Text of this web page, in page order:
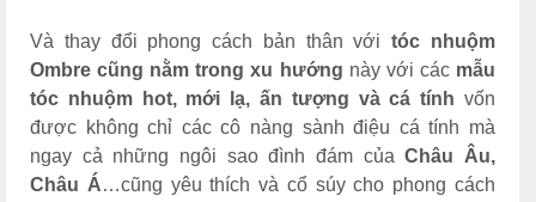
Và thay đổi phong cách bản thân vớitóc nhuộm
Ombre cũng nằm trong xu hướng này với các mẫu
tóc nhuộm hot, mới lạ, ấn tượng và cá tính vốn
được không chỉ các cô nàng sành điệu cá tính mà
ngay cả những ngôi sao đình đám củaChâu Âu,
Châu Á…cũng yêu thích và cổ súy cho phong cách